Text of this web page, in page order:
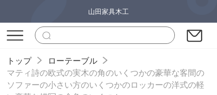
山田家具木工
トップ
ローテーブル
マティ詩の欧式の実木の角のいくつかの豪華な客間の
ソファーの小さい方のいくつかのロッカーの洋式の軽